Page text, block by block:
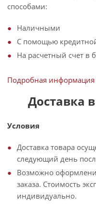
способами:
Наличными
С помощью
На расчетный счет в
Подробная информация
Доставка
Условия
Доставка товара
следующий день
Возможно
заказа. Стоимость
индивидуально.